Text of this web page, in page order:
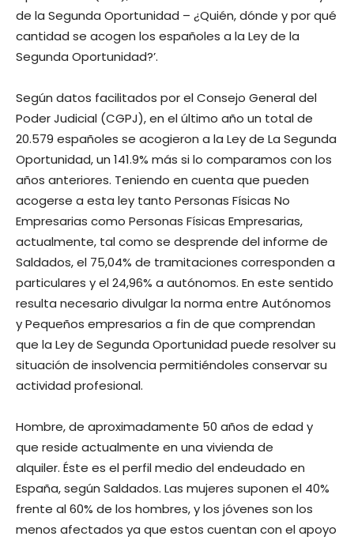
de la Segunda Oportunidad – ¿Quién, dónde y por qué
cantidad se acogen los españoles a la Ley de la
Segunda Oportunidad?’.
Según datos facilitados por el Consejo General del
Poder Judicial (CGPJ), en el último año un total de
20.579 españoles se acogieron a la Ley de La Segunda
Oportunidad, un 141.9% más si lo comparamos con los
años anteriores. Teniendo en cuenta que pueden
acogerse a esta ley tanto Personas Físicas No
Empresarias como Personas Físicas Empresarias,
actualmente, tal como se desprende del informe de
Saldados, el 75,04% de tramitaciones corresponden a
particulares y el 24,96% a autónomos. En este sentido
resulta necesario divulgar la norma entre Autónomos
y Pequeños empresarios a fin de que comprendan
que la Ley de Segunda Oportunidad puede resolver su
situación de insolvencia permitiéndoles conservar su
actividad profesional.
Hombre, de aproximadamente 50 años de edad y
que reside actualmente en una vivienda de
alquiler. Éste es el perfil medio del endeudado en
España, según Saldados. Las mujeres suponen el 40%
frente al 60% de los hombres, y los jóvenes son los
menos afectados ya que estos cuentan con el apoyo